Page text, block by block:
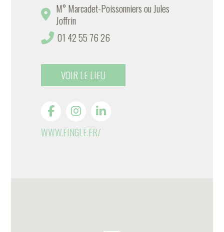
M° Marcadet-Poissonniers ou Jules
Joffrin
01 42 55 76 26
VOIR LE LIEU
WWW.FINGLE.FR/